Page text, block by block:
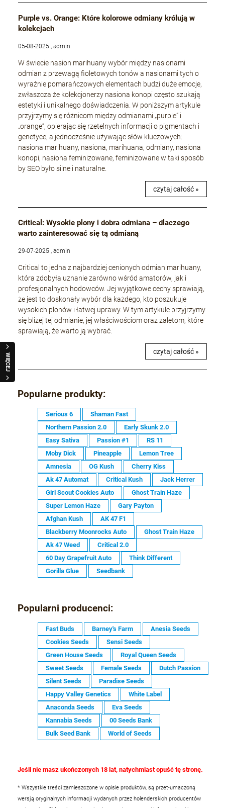
WIĘCEJ
Purple vs. Orange: Które kolorowe odmiany królują w
kolekcjach
05-08-2025 , admin
W świecie nasion marihuany wybór między nasionami
odmian z przewagą fioletowych tonów a nasionami tych o
wyraźnie pomarańczowych elementach budzi duże emocje,
zwłaszcza że kolekcjonerzy nasiona konopi często szukają
estetyki i unikalnego doświadczenia. W poniższym artykule
przyjrzymy się różnicom między odmianami „purple” i
„orange”, opierając się rzetelnych informacji o pigmentach i
genetyce, a jednocześnie używając słów kluczowych:
nasiona marihuany, nasiona, marihuana, odmiany, nasiona
konopi, nasiona feminizowane, feminizowane w taki sposób
by SEO było silne i naturalne.
czytaj całość »
Critical: Wysokie plony i dobra odmiana – dlaczego
warto zainteresować się tą odmianą
29-07-2025 , admin
Critical to jedna z najbardziej cenionych odmian marihuany,
która zdobyła uznanie zarówno wśród amatorów, jak i
profesjonalnych hodowców. Jej wyjątkowe cechy sprawiają,
że jest to doskonały wybór dla każdego, kto poszukuje
wysokich plonów i łatwej uprawy. W tym artykule przyjrzymy
się bliżej tej odmianie, jej właściwościom oraz zaletom, które
sprawiają, że warto ją wybrać.
czytaj całość »
Popularne produkty:
Serious 6
Shaman Fast
Northern Passion 2.0
Early Skunk 2.0
Easy Sativa
Passion #1
RS 11
Moby Dick
Pineapple
Lemon Tree
Amnesia
OG Kush
Cherry Kiss
Ak 47 Automat
Critical Kush
Jack Herrer
Girl Scout Cookies Auto
Ghost Train Haze
Super Lemon Haze
Gary Payton
Afghan Kush
AK 47 F1
Blackberry Moonrocks Auto
Ghost Train Haze
Ak 47 Weed
Critical 2.0
60 Day Grapefruit Auto
Think Different
Gorilla Glue
Seedbank
Popularni producenci:
Fast Buds Barney's Farm
Anesia Seeds
Cookies Seeds
Sensi Seeds
Green House Seeds
Royal Queen Seeds
Sweet Seeds
Female Seeds
Dutch Passion
Silent Seeds
Paradise Seeds
Happy Valley Genetics
White Label
Anaconda Seeds
Eva Seeds
Kannabia Seeds
00 Seeds Bank
Bulk Seed Bank
World of Seeds
Jeśli nie masz ukończonych 18 lat, natychmiast opuść tę stronę.
* Wszystkie treści zamieszczone w opisie produktów, są przetłumaczoną
wersją oryginalnych informacji wydanych przez holenderskich producentów